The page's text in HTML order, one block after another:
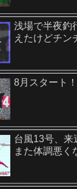
浅場で半夜釣
えたけどチン
8月スタート！
台風13号、来
また体調悪く